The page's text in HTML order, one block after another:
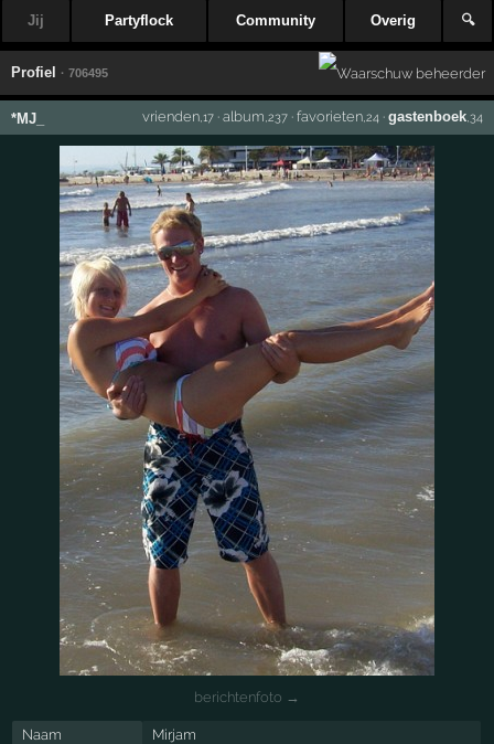
Jij Partyflock Community Overig 🔍
Profiel · 706495
*MJ_ vrienden,17· album ,237· favorieten,24· gastenboek,34
berichtenfoto →
Naam
Mirjam